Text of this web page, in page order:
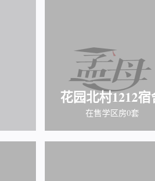
花园北村1212宿
在售学区房0套